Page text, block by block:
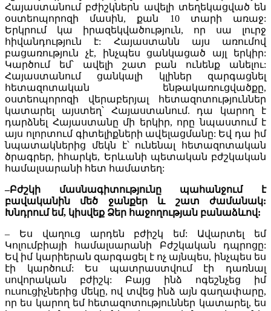
Հայաստանում բժիշկներն ավելի տեղեկացված են
օստեոպորոզի մասին, քան 10 տարի առաջ:
Երկրում կա իրազեկվածություն, որ սա լուրջ
հիվանդություն է: Հայաստանն այս առումով
բացառություն չէ, ինչպես ցանկացած այլ երկիր:
Կարծում եմ՝ ավելի շատ բան ունենք անելու:
Հայաստանում ցանկալի կլիներ զարգացնել
հետազոտական ենթակառուցվածքը,
օստեոպորոզի վերաբերյալ հետազոտություններ
կատարել այստեղ՝ Հայաստանում. դա կարող է
դարձնել Հայաստանը մի երկիր, որը նպաստում է
այս ոլորտում գիտելիքների ավելացմանը: Եվ դա իմ
նպատակներից մեկն է՝ ունենալ հետազոտական
ծրագրեր, իհարկե, Երևանի պետական բժշկական
համալսարանի հետ համատեղ:
–Բժշկի մասնագիտությունը պահանջում է
բավականին մեծ ջանքեր և շատ ժամանակ:
Խնդրում եմ, կիսվեք Ձեր հաջողության բանաձևով:
– Ես վաղուց արդեն բժիշկ եմ: Ավարտել եմ
Կոլումբիայի համալսարանի Բժշկական դպրոցը:
Եվ իմ կարիերան զարգացել է ոչ այնպես, ինչպես ես
էի կարծում: Ես պատրաստվում էի դառնալ
սովորական բժիշկ: Բայց ինձ ոգեշնչեց իմ
ուսուցիչներից մեկը, ով տվեց ինձ այն գաղափարը,
որ ես կարող եմ հետազոտություններ կատարել, ես